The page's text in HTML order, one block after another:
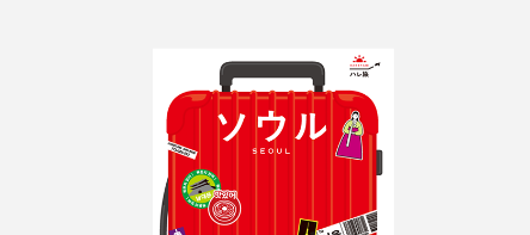
ハレ旅　ソウル